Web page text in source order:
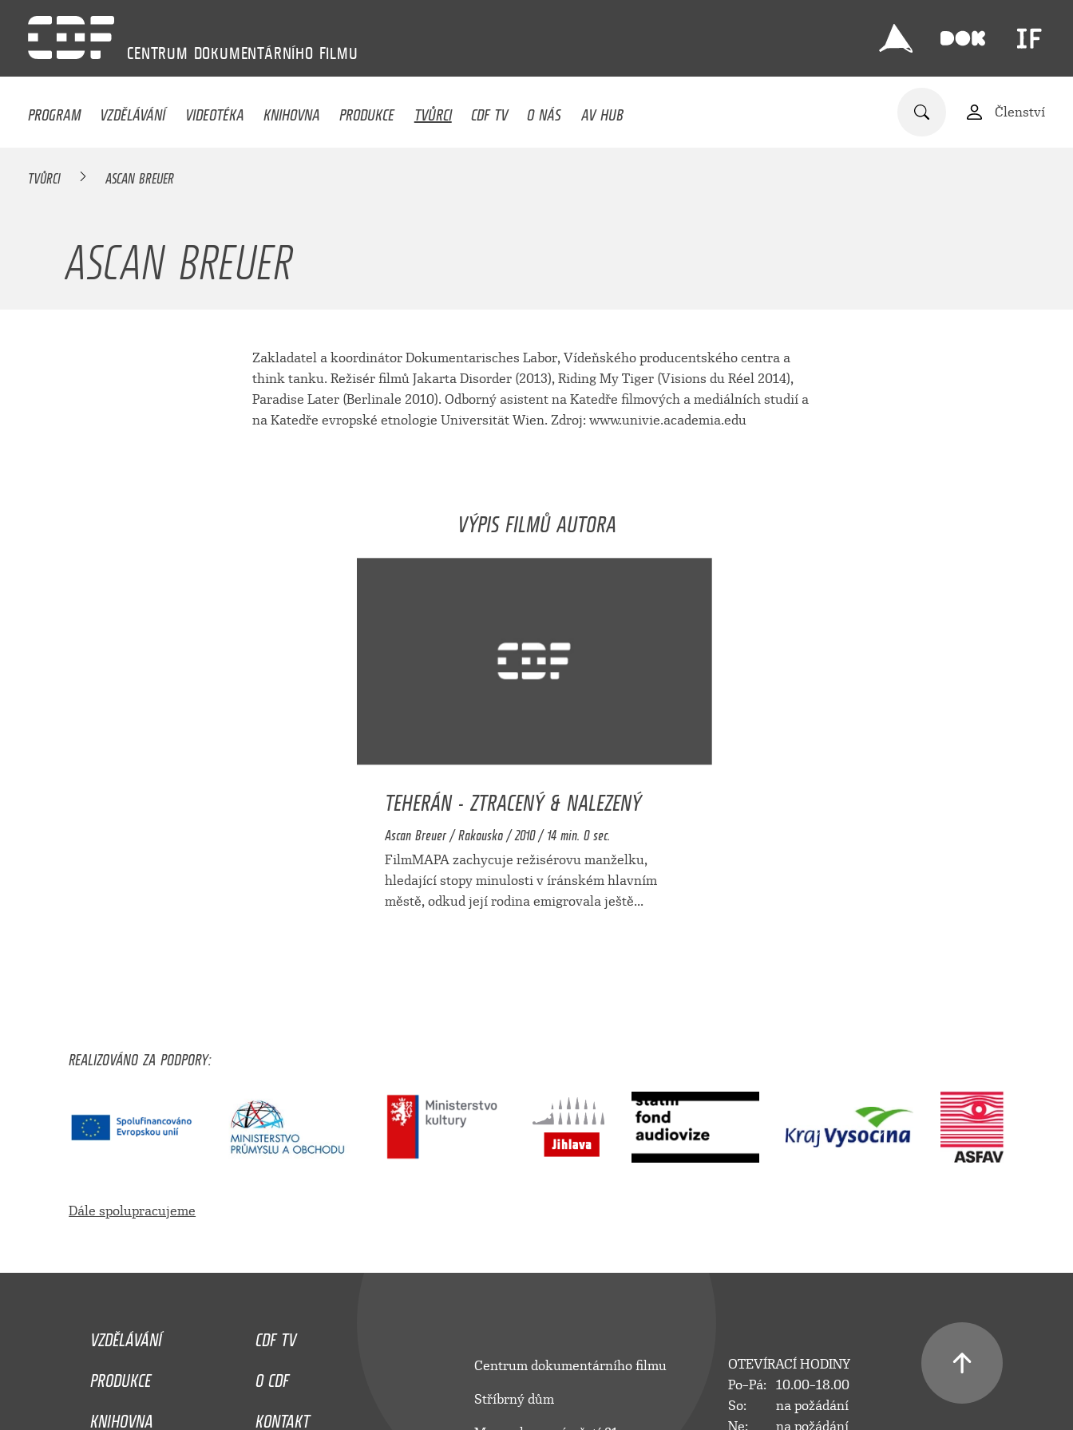
CENTRUM DOKUMENTÁRNÍHO FILMU
PROGRAM VZDĚLÁVÁNÍ VIDEOTÉKA KNIHOVNA PRODUKCE TVŮRCI CDF TV O NÁS AV HUB Členství
TVŮRCI ASCAN BREUER
ASCAN BREUER
Zakladatel a koordinátor Dokumentarisches Labor, Vídeňského producentského centra a
think tanku. Režisér filmů Jakarta Disorder (2013), Riding My Tiger (Visions du Réel 2014),
Paradise Later (Berlinale 2010). Odborný asistent na Katedře filmových a mediálních studií a
na Katedře evropské etnologie Universität Wien. Zdroj: www.univie.academia.edu
VÝPIS FILMŮ AUTORA
TEHERÁN - ZTRACENÝ & NALEZENÝ
Ascan Breuer / Rakousko / 2010 / 14 min. 0 sec.
FilmMAPA zachycuje režisérovu manželku,
hledající stopy minulosti v íránském hlavním
městě, odkud její rodina emigrovala ještě...
REALIZOVÁNO ZA PODPORY:
Dále spolupracujeme
VZDĚLÁVÁNÍ
CDF TV
PRODUKCE
O CDF
KNIHOVNA
KONTAKT
Centrum dokumentárního filmu
Stříbrný dům
OTEVÍRACÍ HODINY
Po–Pá:
10.00–18.00
So:
na požádání
Ne:
na požádání